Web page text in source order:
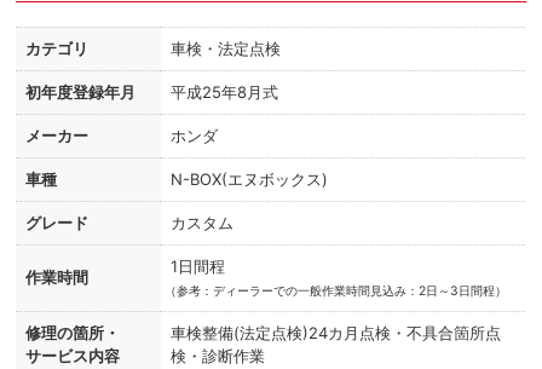
カテゴリ 車検・法定点検
初年度登録年月 平成25年8月式
メーカー ホンダ
車種 N-BOX(エヌボックス)
グレード カスタム
作業時間
1日間程
（参考：ディーラーでの一般作業時間見込み：2日～3日間程）
修理の箇所・
サービス内容
車検整備(法定点検)24カ月点検・不具合箇所点
検・診断作業